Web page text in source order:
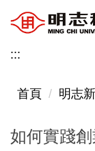
到
主
內
:::
首頁 明志
如何實踐